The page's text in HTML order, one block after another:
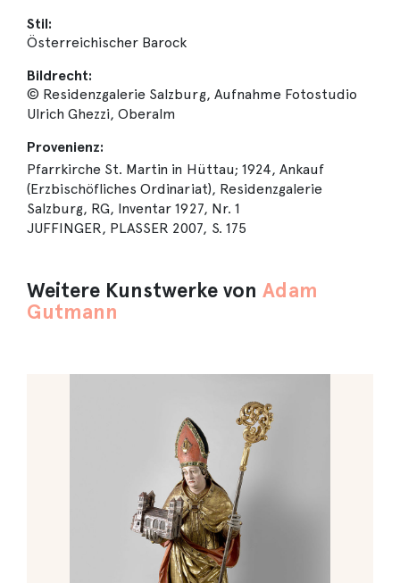
Stil:
Österreichischer Barock
Bildrecht:
© Residenzgalerie Salzburg, Aufnahme Fotostudio
Ulrich Ghezzi, Oberalm
Provenienz:
Pfarrkirche St. Martin in Hüttau; 1924, Ankauf
(Erzbischöfliches Ordinariat), Residenzgalerie
Salzburg, RG, Inventar 1927, Nr. 1
JUFFINGER, PLASSER 2007, S. 175
Weitere Kunstwerke vonAdam
Gutmann